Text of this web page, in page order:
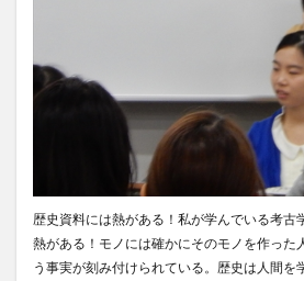
歴史資料には熱がある！私が学んでいる考古
熱がある！モノには確かにそのモノを作った
う事実が刻み付けられている。歴史は人間を